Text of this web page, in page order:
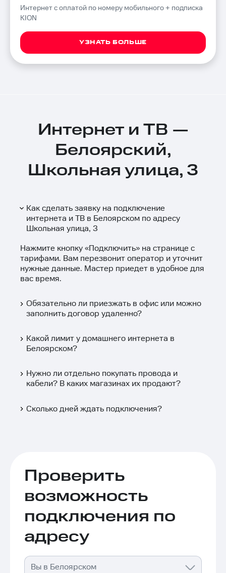
Интернет с оплатой по номеру мобильного + подписка
KION
УЗНАТЬ БОЛЬШЕ
Интернет и ТВ —
Белоярский,
Школьная улица, 3
Как сделать заявку на подключение
интернета и ТВ в Белоярском по адресу
Школьная улица, 3
Нажмите кнопку «Подключить» на странице с
тарифами. Вам перезвонит оператор и уточнит
нужные данные. Мастер приедет в удобное для
вас время.
Обязательно ли приезжать в офис или можно
заполнить договор удаленно?
Какой лимит у домашнего интернета в
Белоярском?
Нужно ли отдельно покупать провода и
кабели? В каких магазинах их продают?
Сколько дней ждать подключения?
Проверить
возможность
подключения по
адресу
Вы в Белоярском